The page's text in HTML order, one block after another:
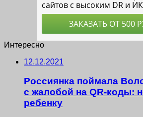
Интересно
12.12.2021
Россиянка поймала
с жалобой на QR-коды:
ребенку